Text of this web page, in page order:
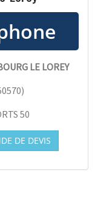
LE LOREY
)
50
DE DEVIS